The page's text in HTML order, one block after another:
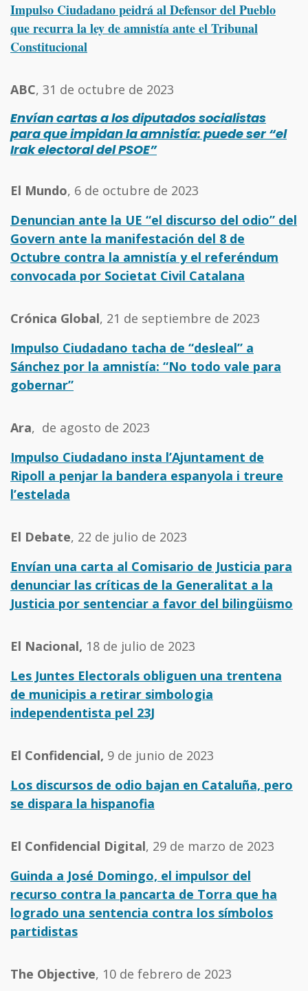
Impulso Ciudadano peidrá al Defensor del Pueblo
que recurra la ley de amnistía ante el Tribunal
Constitucional
ABC, 31 de octubre de 2023
Envían cartas a los diputados socialistas
para que impidan la amnistía: puede ser “el
Irak electoral del PSOE”
El Mundo, 6 de octubre de 2023
Denuncian ante la UE “el discurso del odio” del
Govern ante la manifestación del 8 de
Octubre contra la amnistía y el referéndum
convocada por Societat Civil Catalana
Crónica Global, 21 de septiembre de 2023
Impulso Ciudadano tacha de “desleal” a
Sánchez por la amnistía: “No todo vale para
gobernar”
Ara, de agosto de 2023
Impulso Ciudadano insta l’Ajuntament de
Ripoll a penjar la bandera espanyola i treure
l’estelada
El Debate, 22 de julio de 2023
Envían una carta al Comisario de Justicia para
denunciar las críticas de la Generalitat a la
Justicia por sentenciar a favor del bilingüismo
El Nacional, 18 de julio de 2023
Les Juntes Electorals obliguen una trentena
de municipis a retirar simbologia
independentista pel 23J
El Confidencial, 9 de junio de 2023
Los discursos de odio bajan en Cataluña, pero
se dispara la hispanofia
El Confidencial Digital, 29 de marzo de 2023
Guinda a José Domingo, el impulsor del
recurso contra la pancarta de Torra que ha
logrado una sentencia contra los símbolos
partidistas
The Objective, 10 de febrero de 2023